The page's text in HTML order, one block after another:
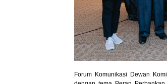
Forum Komunikasi Dewan